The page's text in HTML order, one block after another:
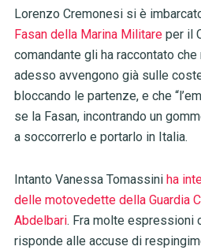
Lorenzo Cremonesi si è
Fasan della Marina Militareper il
comandante gli ha raccontato
adesso avvengono già sulle
bloccando le partenze, e che
se la Fasan, incontrando un
a soccorrerlo e portarlo in Italia.
Intanto Vanessa Tomassiniha
delle motovedette della Guardia
Abdelbari. Fra molte espressioni
risponde alle accuse di